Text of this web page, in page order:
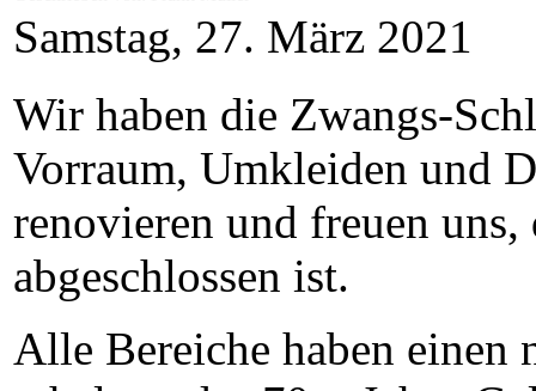
Samstag, 27. März 2021
Wir haben die Zwangs-
Vorraum, Umkleiden und
renovieren und freuen uns,
abgeschlossen ist.
Alle Bereiche haben einen